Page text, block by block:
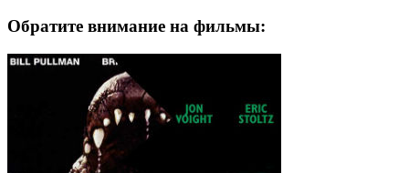
Обратите внимание на фильмы: